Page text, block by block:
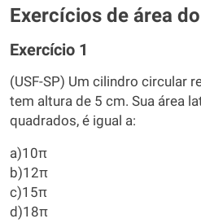
Exercícios de área
Exercício 1
(USF-SP) Um cilindro circular
tem altura de 5 cm. Sua área
quadrados, é igual a:
a)10π
b)12π
c)15π
d)18π